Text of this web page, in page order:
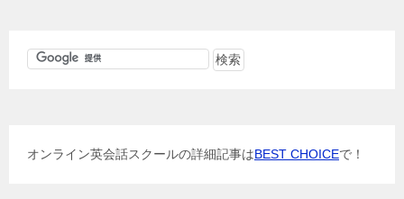
オンライン英会話スクールの詳細記事はBEST CHOICEで！